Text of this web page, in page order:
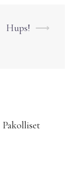
Hups! ⟶
Pakolliset